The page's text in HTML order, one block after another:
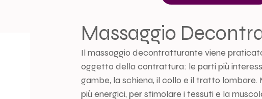
Massaggio
Il massaggio decontratturante viene
oggetto della contrattura: le parti più
gambe, la schiena, il collo e il tratto lombare.
più energici, per stimolare i tessuti e la